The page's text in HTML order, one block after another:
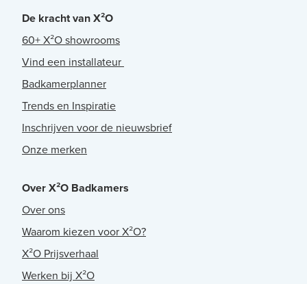
De kracht van X²O
60+ X²O showrooms
Vind een installateur
Badkamerplanner
Trends en Inspiratie
Inschrijven voor de nieuwsbrief
Onze merken
Over X²O Badkamers
Over ons
Waarom kiezen voor X²O?
X²O Prijsverhaal
Werken bij X²O